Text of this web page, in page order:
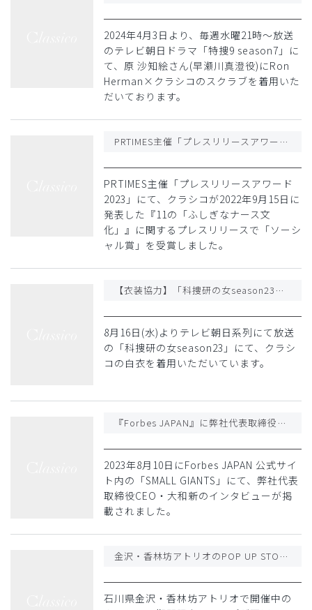
2024年4月3日より、毎週水曜21時〜放送
のテレビ朝日ドラマ「特捜9 season7」に
て、原 沙知絵さん(早瀬川真澄役)にRon
Herman×クラシコのスクラブを着用いた
だいております。
PRTIMES主催「プレスリリースアワード2023」にてソーシャル賞を受賞しました
PRTIMES主催「プレスリリースアワード
2023」にて、クラシコが2022年9月15日に
発表した『11の「ふしぎなナース文
化」』に関するプレスリリースで「ソーシ
ャル賞」を受賞しました。
【衣装協力】「科捜研の女season23」に白衣の衣装協力を行いました
8月16日(水)よりテレビ朝日系列にて放送
の「科捜研の女season23」にて、クラシ
コの白衣を着用いただいています。
『Forbes JAPAN』に弊社代表取締役CEO・大和新のインタビューが掲載されました
2023年8月10日にForbes JAPAN 公式サイ
ト内の「SMALL GIANTS」にて、弊社代表
取締役CEO・大和新のインタビューが掲
載されました。
金沢・香林坊アトリオのPOP UP STOREが石川テレビ・Yahoo!ニュースで紹介されました
石川県金沢・香林坊アトリオで開催中の